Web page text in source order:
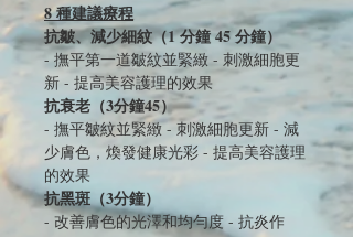
8 種建議療程
抗皺、減少細紋（1 分鐘 45 分鐘）
- 撫平第一道皺紋並緊緻 - 刺激細胞更
新 - 提高美容護理的效果
抗衰老（3分鐘45）
- 撫平皺紋並緊緻 - 刺激細胞更新 - 減
少膚色，煥發健康光彩 - 提高美容護理
的效果
抗黑斑（3分鐘）
- 改善膚色的光澤和均勻度 - 抗炎作